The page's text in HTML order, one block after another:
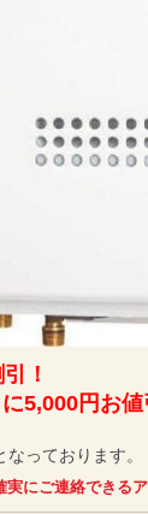
！
5,000円お値
っております。
にご連絡できる